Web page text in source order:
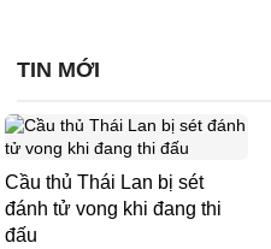
TIN MỚI
Cầu thủ Thái Lan bị sét
đánh tử vong khi đang thi
đấu